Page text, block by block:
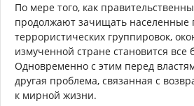
По мере того, как
продолжают зачищать населенные
террористических группировок,
измученной стране становится все
Одновременно с этим перед
другая проблема, связанная с
к мирной жизни.